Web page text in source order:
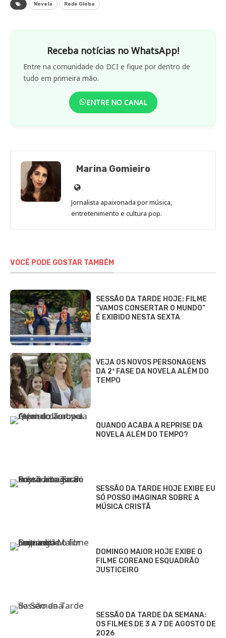
Novela Rede Globo
Receba notícias no WhatsApp!
Entre na comunidade do DCI e fique por dentro de
tudo em primeira mão.
ENTRE NO CANAL
Marina Gomieiro
Site
de
Marina
Jornalista apaixonada por música,
entretenimento e cultura pop.
VOCÊ PODE GOSTAR TAMBÉM
SESSÃO DA TARDE HOJE: FILME
“VAMOS CONSERTAR O MUNDO”
É EXIBIDO NESTA SEXTA
VEJA OS NOVOS PERSONAGENS
DA 2ª FASE DA NOVELA ALÉM DO
TEMPO
QUANDO ACABA A REPRISE DA
NOVELA ALÉM DO TEMPO?
SESSÃO DA TARDE HOJE EXIBE EU
SÓ POSSO IMAGINAR SOBRE A
MÚSICA CRISTÃ
DOMINGO MAIOR HOJE EXIBE O
FILME COREANO ESQUADRÃO
JUSTICEIRO
SESSÃO DA TARDE DA SEMANA:
OS FILMES DE 3 A 7 DE AGOSTO DE
2026